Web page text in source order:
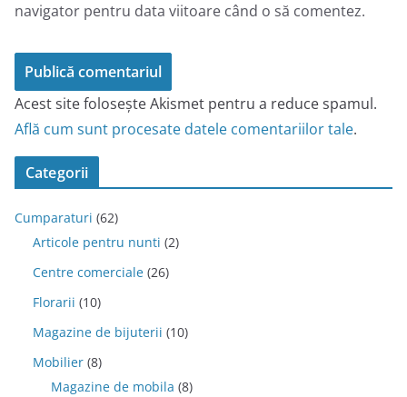
navigator pentru data viitoare când o să comentez.
Acest site folosește Akismet pentru a reduce spamul.
Află cum sunt procesate datele comentariilor tale.
Categorii
Cumparaturi (62)
Articole pentru nunti (2)
Centre comerciale (26)
Florarii (10)
Magazine de bijuterii (10)
Mobilier (8)
Magazine de mobila (8)